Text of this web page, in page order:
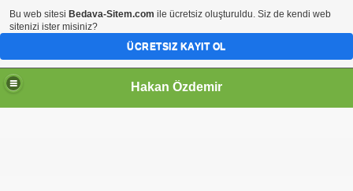
Hakan Özdemir
Bu web sitesi Bedava-Sitem.com ile ücretsiz oluşturuldu. Siz de kendi web
sitenizi ister misiniz?
ÜCRETSIZ KAYIT OL